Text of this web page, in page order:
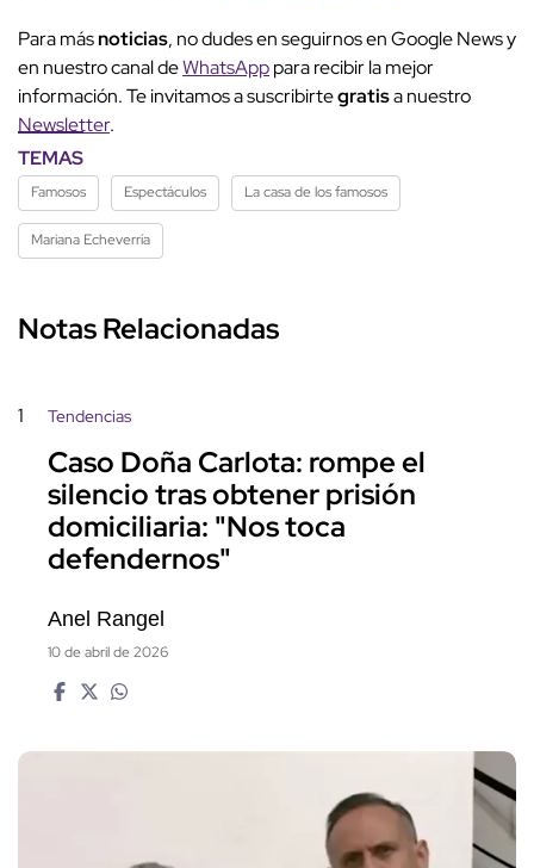
Para másnoticias, no dudes en seguirnos en Google News y
en nuestro canal deWhatsApppara recibir la mejor
información. Te invitamos a suscribirtegratisa nuestro
Newsletter.
TEMAS
Famosos Espectáculos La casa de los famosos
Mariana Echeverría
Notas Relacionadas
1 Tendencias
Caso Doña Carlota: rompe el
silencio tras obtener prisión
domiciliaria: "Nos toca
defendernos"
Anel Rangel
10 de abril de 2026